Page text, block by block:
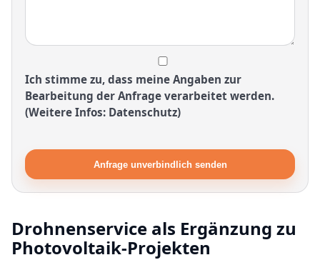
Ich stimme zu, dass meine Angaben zur
Bearbeitung der Anfrage verarbeitet werden.
(Weitere Infos: Datenschutz)
Anfrage unverbindlich senden
Drohnenservice als Ergänzung zu
Photovoltaik-Projekten